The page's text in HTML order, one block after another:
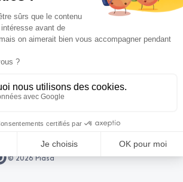
AIDE
Demande d’estimation
© 2026 Piasa